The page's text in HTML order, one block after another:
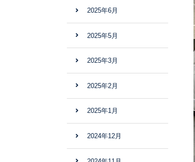
2025年6月
2025年5月
2025年3月
2025年2月
2025年1月
2024年12月